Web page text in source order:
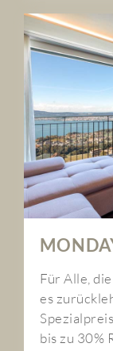
Für Alle,
es
bis zu 30%